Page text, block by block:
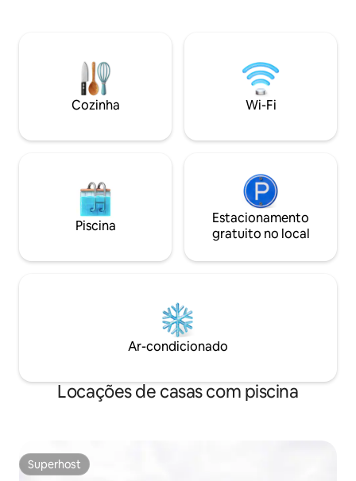
estação de trem Ribeira e Campanha. O
ponto de ônibus com ônibus direto para
o aeroporto fica a 500 m de distância.
a sua estadia
almoço está
estadia.
Cozinha Wi-Fi
Piscina
Estacionamento
gratuito no local
Ar-condicionado
Locações de casas com piscina
Superhost
Superhost